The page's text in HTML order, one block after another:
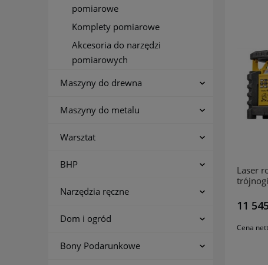
pomiarowe
Komplety pomiarowe
Akcesoria do narzędzi
pomiarowych
Maszyny do drewna
Maszyny do metalu
Warsztat
BHP
Narzędzia ręczne
Dom i ogród
Bony Podarunkowe
Laser
11
Cena